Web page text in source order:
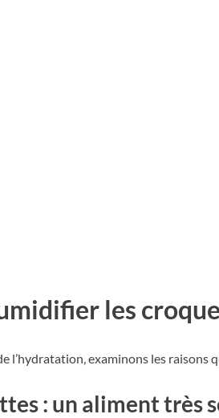
les
l’hydratation, examinons les
: un aliment très